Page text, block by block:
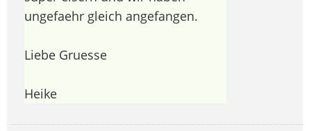
ungefaehr gleich angefangen.
Liebe Gruesse
Heike